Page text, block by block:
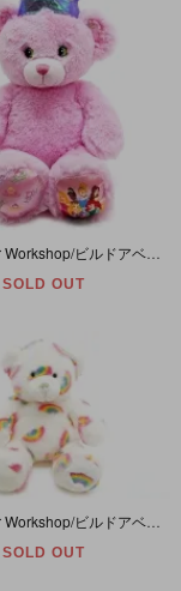
SOLD OUT
Build-A-Bear Workshop/ビルドアベアワークショップ・ぬいぐるみ・クマ・Summer Hugs Bear/サマーハグスベア・レインボー・約36cm
SOLD OUT